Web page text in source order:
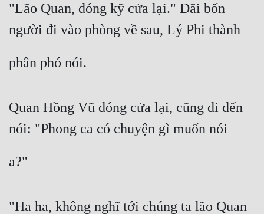
"Lão Quan, đóng kỹ cửa lại." Đãi bốn
người đi vào phòng về sau, Lý Phi thành
phân phó nói.
Quan Hồng Vũ đóng cửa lại, cũng đi đến
nói: "Phong ca có chuyện gì muốn nói
a?"
"Ha ha, không nghĩ tới chúng ta lão Quan